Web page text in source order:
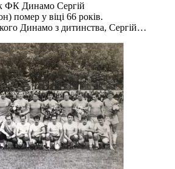
ФК Динамо Сергій
помер у віці 66 років.
Динамо з дитинства, Сергій…